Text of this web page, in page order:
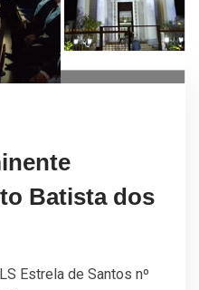
Batista dos
Estrela de Santos nº